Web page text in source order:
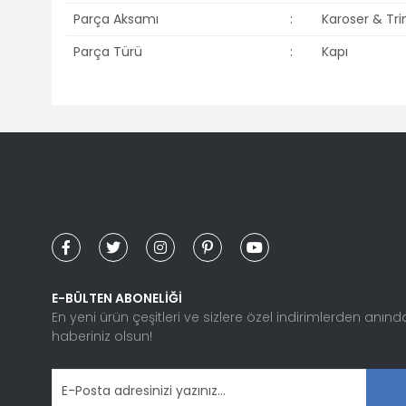
Parça Aksamı
:
Karoser &
Parça Türü
: Kapı
Görüş ve önerileriniz için teşekkür ederiz.
Ürün fiyatı diğer sitelerden daha pahalı.
E-BÜLTEN ABONELİĞİ
En yeni ürün çeşitleri ve sizlere özel indirimlerden
haberiniz olsun!